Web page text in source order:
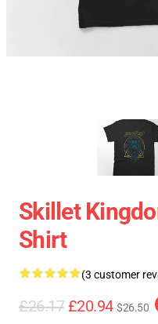
Skillet
Shirt
(3 customer
£26.17 £20.94 $26.50